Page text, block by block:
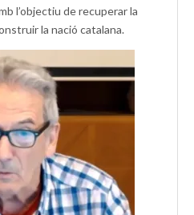
l’objectiu de recuperar la
la nació catalana.